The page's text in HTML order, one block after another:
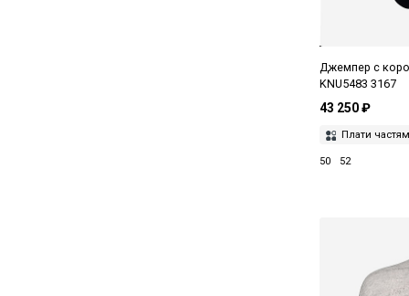
Джемпер с
KNU5483 3167
43 250 ₽
Плати
50 52